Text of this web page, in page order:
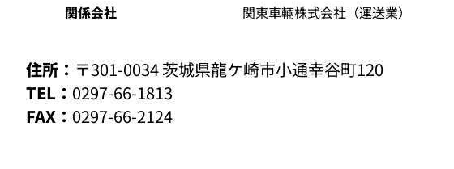
関係会社
関東車輛株式会社（運送業）
住所： 〒301-0034 茨城県龍ケ崎市小通幸谷町120
TEL： 0297-66-1813
FAX： 0297-66-2124